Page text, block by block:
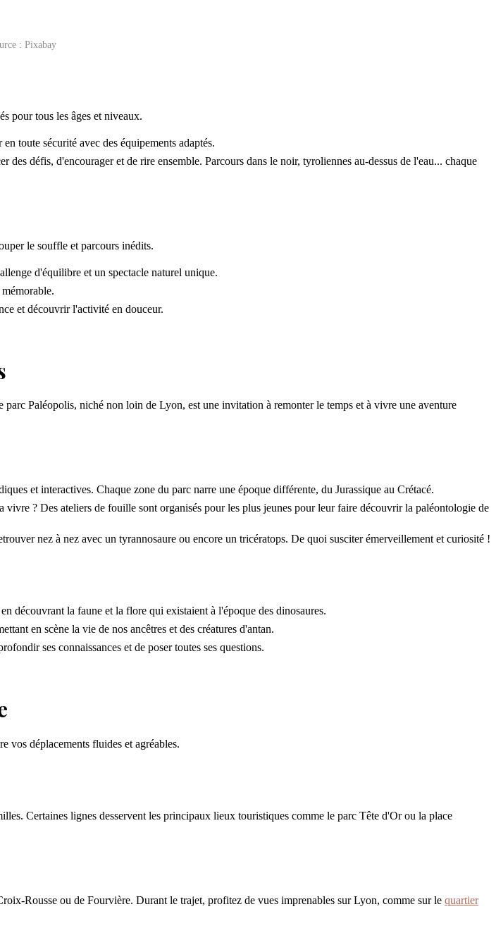
: Pixabay
pour tous les âges et niveaux.
toute sécurité avec des équipements adaptés.
défis, d'encourager et de rire ensemble. Parcours dans le noir, tyroliennes au-dessus de l'eau... chaque
le souffle et parcours inédits.
d'équilibre et un spectacle naturel unique.
et découvrir l'activité en douceur.
Paléopolis, niché non loin de Lyon, est une invitation à remonter le temps et à vivre une aventure
et interactives. Chaque zone du parc narre une époque différente, du Jurassique au Crétacé.
? Des ateliers de fouille sont organisés pour les plus jeunes pour leur faire découvrir la paléontologie de
nez à nez avec un tyrannosaure ou encore un tricératops. De quoi susciter émerveillement et curiosité !
découvrant la faune et la flore qui existaient à l'époque des dinosaures.
en scène la vie de nos ancêtres et des créatures d'antan.
ses connaissances et de poser toutes ses questions.
vos déplacements fluides et agréables.
Certaines lignes desservent les principaux lieux touristiques comme le parc Tête d'Or ou la place
Rousse ou de Fourvière. Durant le trajet, profitez de vues imprenables sur Lyon, comme sur le quartier